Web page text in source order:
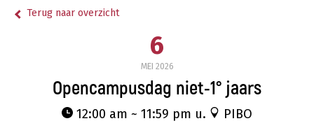
Terug naar overzicht
6
MEI 2026
Opencampusdag niet-1° jaars
12:00 am ~ 11:59 pm u. PIBO